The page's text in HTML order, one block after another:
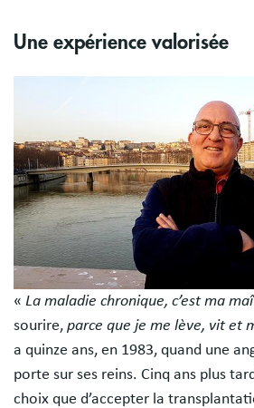
Une expérience valorisée
« La maladie chronique, c’est ma
sourire, parce que je me lève, vit et
a quinze ans, en 1983, quand une
porte sur ses reins. Cinq ans plus
choix que d’accepter la